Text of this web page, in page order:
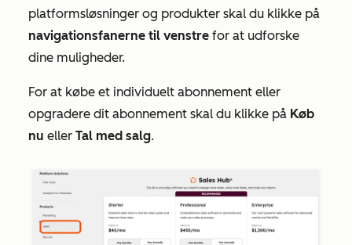
platformsløsninger og produkter skal du klikke på
navigationsfanerne til venstre for at udforske
dine muligheder.
For at købe et individuelt abonnement eller
opgradere dit abonnement skal du klikke på Køb
nu eller Tal med salg.